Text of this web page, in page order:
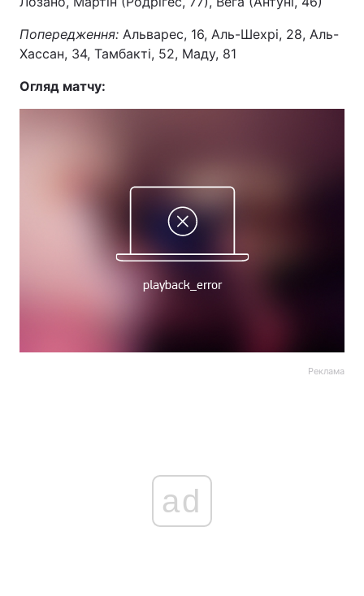
Попередження: Альварес, 16, Аль-Шехрі, 28, Аль-
Хассан, 34, Тамбакті, 52, Маду, 81
Огляд матчу:
Реклама
ad